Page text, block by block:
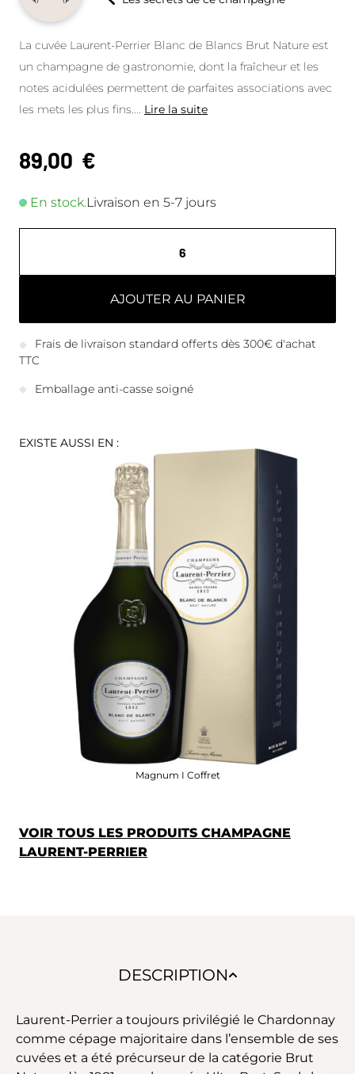
La cuvée Laurent-Perrier Blanc de Blancs Brut Nature est
un champagne de gastronomie, dont la fraîcheur et les
notes acidulées permettent de parfaites associations avec
les mets les plus fins.... Lire la suite
89,00 €
En stock.Livraison en 5-7 jours
AJOUTER AU PANIER
Frais de livraison standard offerts dès 300€ d'achat
TTC
Emballage anti-casse soigné
EXISTE AUSSI EN :
Magnum I Coffret
VOIR TOUS LES PRODUITS CHAMPAGNE
LAURENT-PERRIER
DESCRIPTION
Laurent-Perrier a toujours privilégié le Chardonnay
comme cépage majoritaire dans l’ensemble de ses
cuvées et a été précurseur de la catégorie Brut